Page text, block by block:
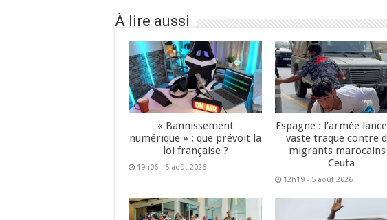
À lire aussi
« Bannissement
numérique » : que prévoit la
loi française ?
19h06 - 5 août 2026
Espagne : l’armée
vaste traque contre
migrants marocains
Ceuta
12h19 - 5 août 2026